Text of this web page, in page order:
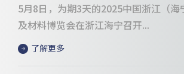
5月8日，为期3天的2025中国浙江（海
及材料博览会在浙江海宁召开...
了解更多